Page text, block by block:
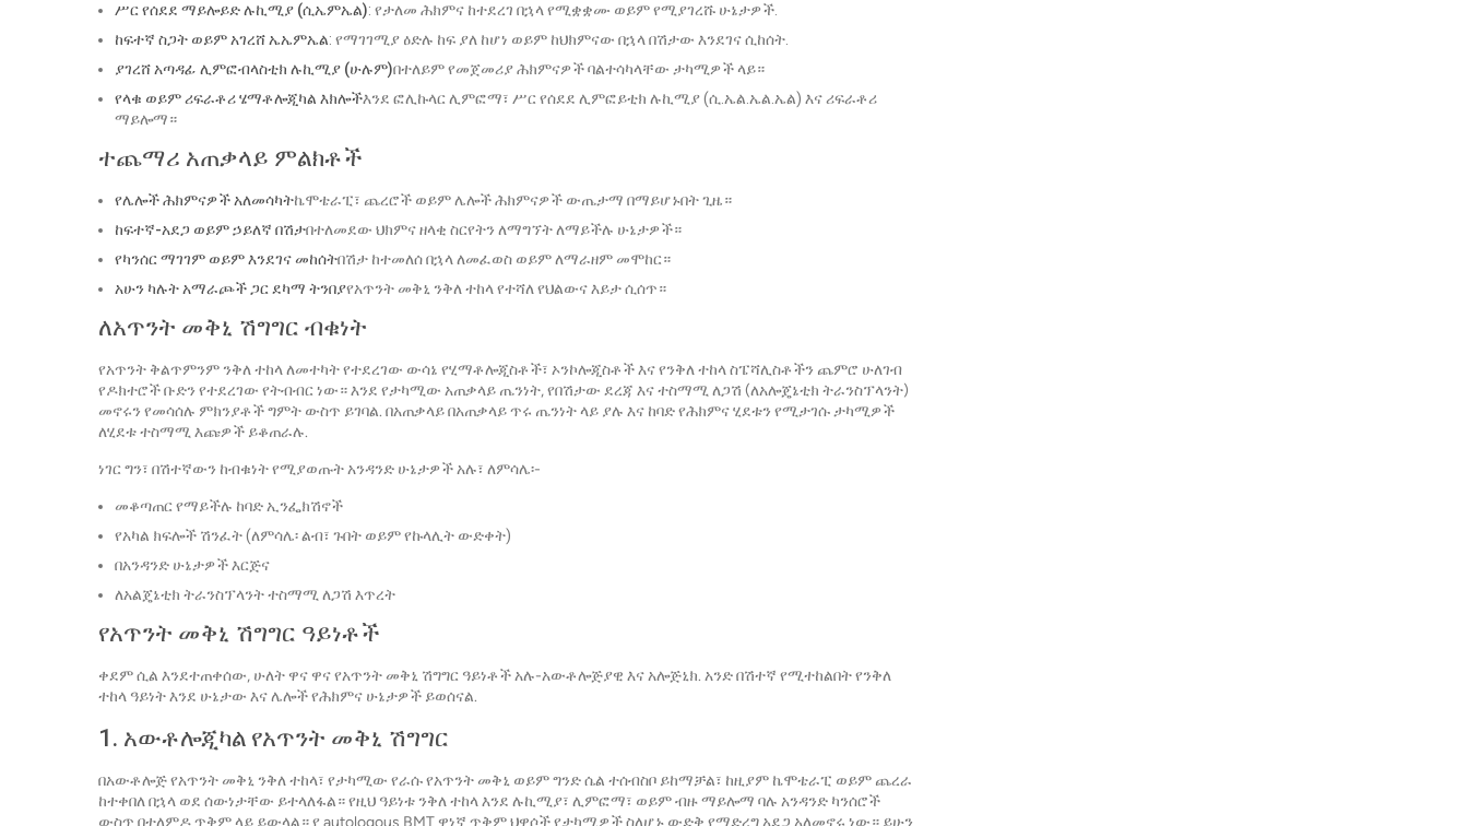
ሥር የሰደደ ማይሎይድ ሉኪሚያ (ሲኤምኤል): የታለመ ሕክምና ከተደረገ በኋላ የሚቋቋሙ ወይም የሚያገረሹ ሁኔታዎች.
ከፍተኛ ስጋት ወይም አገረሸ ኤኤምኤል: የማገገሚያ ዕድሉ ከፍ ያለ ከሆነ ወይም ከህክምናው በኋላ በሽታው እንደገና ሲከሰት.
ያገረሸ አጣዳፊ ሊምፎብላስቲክ ሉኪሚያ (ሁሉም)በተለይም የመጀመሪያ ሕክምናዎች ባልተሳካላቸው ታካሚዎች ላይ።
የላቁ ወይም ሪፍራቶሪ ሄማቶሎጂካል እክሎችእንደ ፎሊኩላር ሊምፎማ፣ ሥር የሰደደ ሊምፎይቲክ ሉኪሚያ (ሲ.ኤል.ኤል.ኤል) እና ሪፍራቶሪ
ማይሎማ።
ተጨማሪ አጠቃላይ ምልክቶች
የሌሎች ሕክምናዎች አለመሳካትኬሞቴራፒ፣ ጨረሮች ወይም ሌሎች ሕክምናዎች ውጤታማ በማይሆኑበት ጊዜ።
ከፍተኛ-አደጋ ወይም ኃይለኛ በሽታበተለመደው ህክምና ዘላቂ ስርየትን ለማግኘት ለማይችሉ ሁኔታዎች።
የካንሰር ማገገም ወይም እንደገና መከሰትበሽታ ከተመለሰ በኋላ ለመፈወስ ወይም ለማራዘም መሞከር።
አሁን ካሉት አማራጮች ጋር ደካማ ትንበያየአጥንት መቅኒ ንቅለ ተከላ የተሻለ የህልውና እይታ ሲሰጥ።
ለአጥንት መቅኒ ሽግግር ብቁነት
የአጥንት ቅልጥምንም ንቅለ ተከላ ለመተካት የተደረገው ውሳኔ የሂማቶሎጂስቶች፣ ኦንኮሎጂስቶች እና የንቅለ ተከላ ስፔሻሊስቶችን ጨምሮ ሁለገብ
የዶክተሮች ቡድን የተደረገው የትብብር ነው። እንደ የታካሚው አጠቃላይ ጤንነት, የበሽታው ደረጃ እና ተስማሚ ለጋሽ (ለአሎጄኔቲክ ትራንስፕላንት)
መኖሩን የመሳሰሉ ምክንያቶች ግምት ውስጥ ይገባል. በአጠቃላይ በአጠቃላይ ጥሩ ጤንነት ላይ ያሉ እና ከባድ የሕክምና ሂደቱን የሚታገሱ ታካሚዎች
ለሂደቱ ተስማሚ እጩዎች ይቆጠራሉ.
ነገር ግን፣ በሽተኛውን ከብቁነት የሚያወጡት አንዳንድ ሁኔታዎች አሉ፣ ለምሳሌ፡-
መቆጣጠር የማይችሉ ከባድ ኢንፌክሽኖች
የአካል ክፍሎች ሽንፈት (ለምሳሌ፡ ልብ፣ ጉበት ወይም የኩላሊት ውድቀት)
በአንዳንድ ሁኔታዎች እርጅና
ለአልጄኔቲክ ትራንስፕላንት ተስማሚ ለጋሽ እጥረት
የአጥንት መቅኒ ሽግግር ዓይነቶች
ቀደም ሲል እንደተጠቀሰው, ሁለት ዋና ዋና የአጥንት መቅኒ ሽግግር ዓይነቶች አሉ-አውቶሎጅያዊ እና አሎጅኒክ. አንድ በሽተኛ የሚተከልበት የንቅለ
ተከላ ዓይነት እንደ ሁኔታው ​​​​እና ሌሎች የሕክምና ሁኔታዎች ይወሰናል.
1. አውቶሎጂካል የአጥንት መቅኒ ሽግግር
በአውቶሎጅ የአጥንት መቅኒ ንቅለ ተከላ፣ የታካሚው የራሱ የአጥንት መቅኒ ወይም ግንድ ሴል ተሰብስቦ ይከማቻል፣ ከዚያም ኬሞቴራፒ ወይም ጨረራ
ከተቀበለ በኋላ ወደ ሰውነታቸው ይተላለፋል። የዚህ ዓይነቱ ንቅለ ተከላ እንደ ሉኪሚያ፣ ሊምፎማ፣ ወይም ብዙ ማይሎማ ባሉ አንዳንድ ካንሰሮች
ውስጥ በተለምዶ ጥቅም ላይ ይውላል። የ autologous BMT ዋነኛ ጥቅም ህዋሶች የታካሚዎች ስለሆኑ ውድቅ የማድረግ አደጋ አለመኖሩ ነው። ይሁን